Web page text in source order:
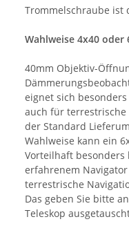
Trommelschraube ist
Wahlweise 4x40 oder
40mm Objektiv-
eignet sich
auch für terrestrische
der Standard
Wahlweise kann ein
Vorteilhaft besonders
erfahrenem
terrestrische
Das geben Sie bitte
Teleskop